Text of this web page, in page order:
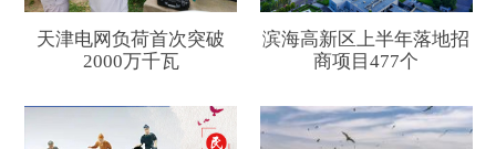
天津电网负荷首次突破
2000万千瓦
滨海高新区上半年落地招
商项目477个